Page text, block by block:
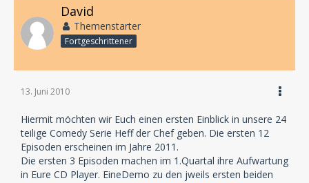
David
Themenstarter
Fortgeschrittener
13. Juni 2010
Hiermit möchten wir Euch einen ersten Einblick in unsere 24
teilige Comedy Serie Heff der Chef geben. Die ersten 12
Episoden erscheinen im Jahre 2011.
Die ersten 3 Episoden machen im 1.Quartal ihre Aufwartung
in Eure CD Player. EineDemo zu den jweils ersten beiden